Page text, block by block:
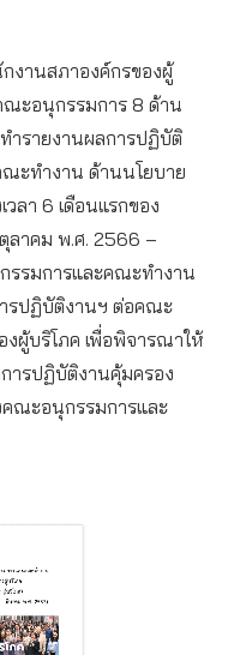
งานสภาองค์กรของผู้
ณะอนุกรรมการ 8 ด้าน
ำรายงานผลการปฏิบัติ
ะทำงาน ด้านนโยบาย
วลา 6 เดือนแรกของ
ลาคม พ.ศ. 2566 –
รมการและคณะทำงาน
รปฏิบัติงานฯ ต่อคณะ
งผู้บริโภค เพื่อพิจารณาให้
ารปฏิบัติงานคุ้มครอง
ณะอนุกรรมการและ